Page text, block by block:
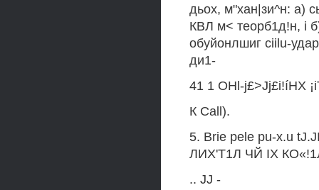
дьох, м"хан|зи^н: а)
КВЛ м< теорб1д!н, i
обуйонлшиг ciilu-
ди1-
41 1 OHl-j£>Jj£i!íHX
К Call).
5. Brie pele pu-x.u
ЛИХ'Т1Л ЧЙ IX
.. JJ -